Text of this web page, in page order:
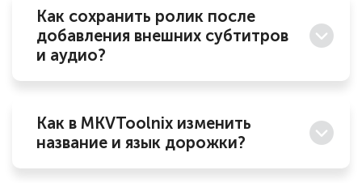
Как сохранить ролик после
добавления внешних субтитров
и аудио?
Как в MKVToolnix изменить
название и язык дорожки?